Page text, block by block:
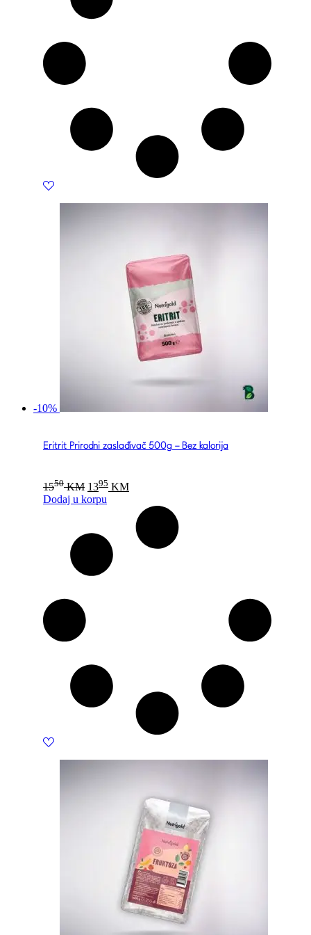
-10%
Eritrit Prirodni zaslađivač 500g – Bez kalorija
1550 KM Original
price
was:
1395 KMCurrent
price
1395 KM.
Dodaj u korpu